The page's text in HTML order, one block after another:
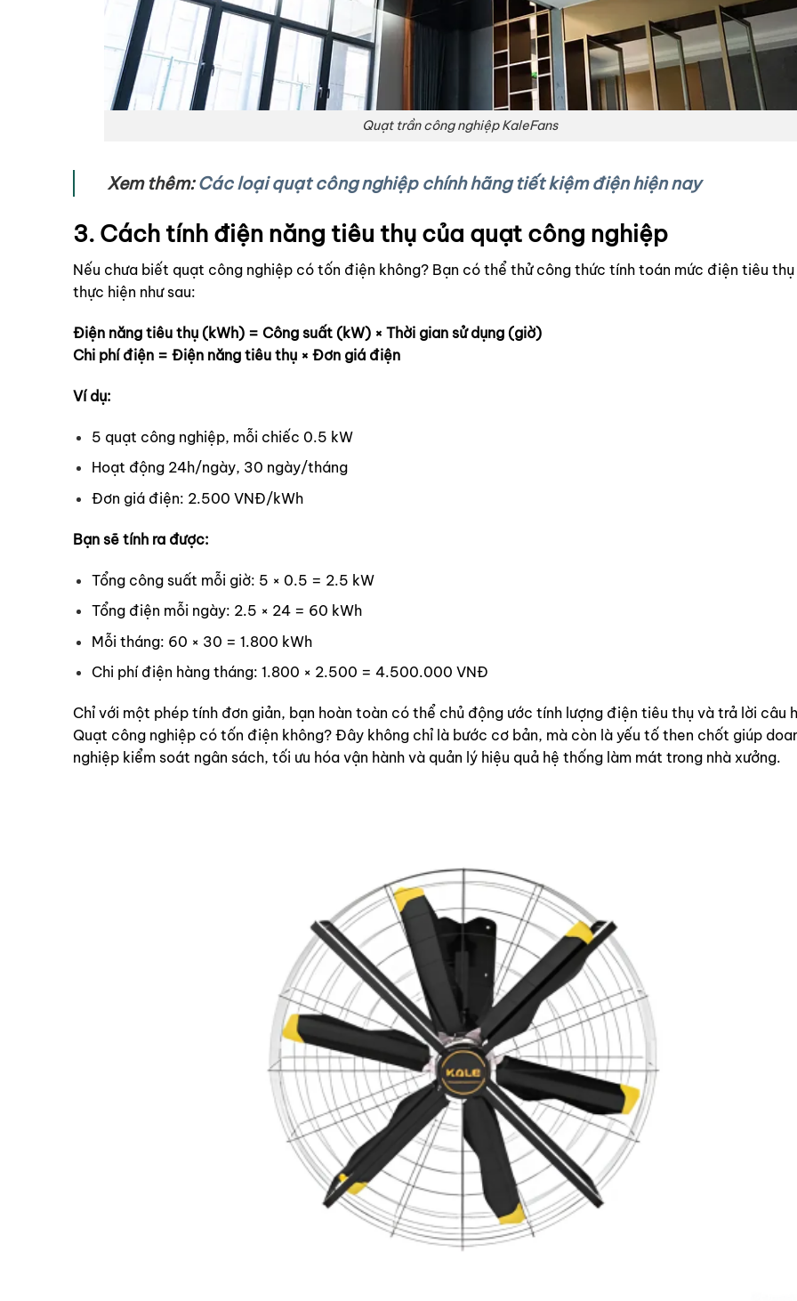
Quạt trần công nghiệp KaleFans
Xem thêm:Các loại quạt công nghiệp chính hãng tiết kiệm điện hiện nay
3. Cách tính điện năng tiêu thụ của quạt công nghiệp
Nếu chưa biết quạt công nghiệp có tốn điện không? Bạn có thể thử công thức tính toán mức điện tiêu
thực hiện như sau:
Điện năng tiêu thụ (kWh) = Công suất (kW) × Thời gian sử dụng (giờ)
Chi phí điện = Điện năng tiêu thụ × Đơn giá điện
Ví dụ:
5 quạt công nghiệp, mỗi chiếc 0.5 kW
Hoạt động 24h/ngày, 30 ngày/tháng
Đơn giá điện: 2.500 VNĐ/kWh
Bạn sẽ tính ra được:
Tổng công suất mỗi giờ: 5 × 0.5 = 2.5 kW
Tổng điện mỗi ngày: 2.5 × 24 = 60 kWh
Mỗi tháng: 60 × 30 = 1.800 kWh
Chi phí điện hàng tháng: 1.800 × 2.500 = 4.500.000 VNĐ
Chỉ với một phép tính đơn giản, bạn hoàn toàn có thể chủ động ước tính lượng điện tiêu thụ và trả lời câu
Quạt công nghiệp có tốn điện không? Đây không chỉ là bước cơ bản, mà còn là yếu tố then chốt giúp
nghiệp kiểm soát ngân sách, tối ưu hóa vận hành và quản lý hiệu quả hệ thống làm mát trong nhà xưởng.